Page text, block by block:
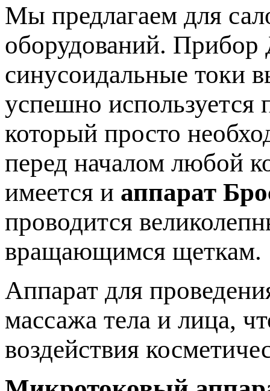
Мы предлагаем для
оборудований. Прибор
синусоидальные токи
успешно используется
который просто
перед началом любой
имеется и аппарат
проводится
вращающимся щеткам.
Аппарат для
массажа тела и лица,
воздействия